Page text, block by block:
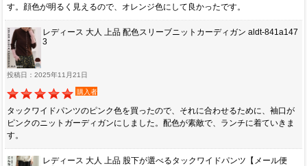
す。顔色が明るく見えるので、オレンジ色にして良かったです。
レディース 大人 上品 配色スリーブニットカーディガン aldt-841a147
3
投稿日：2025年11月21日
購入者
タックワイドパンツのピンク色を買ったので、それに合わせるために、袖口が
ピンクのニットガーディガンにしました。配色が素敵で、ランチに着ていきま
す。
レディース 大人 上品 股下が選べるタックワイドパンツ【メール便